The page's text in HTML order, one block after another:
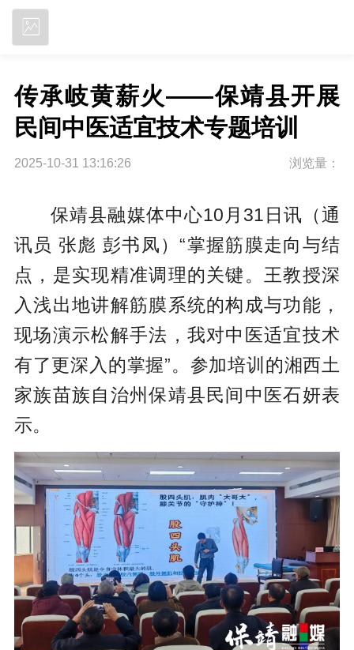
传承岐黄薪火——保靖县开展
民间中医适宜技术专题培训
2025-10-31 13:16:26 浏览量：
保靖县融媒体中心10月31日讯（通
讯员 张彪 彭书凤）“掌握筋膜走向与结
点，是实现精准调理的关键。王教授深
入浅出地讲解筋膜系统的构成与功能，
现场演示松解手法，我对中医适宜技术
有了更深入的掌握”。参加培训的湘西土
家族苗族自治州保靖县民间中医石妍表
示。